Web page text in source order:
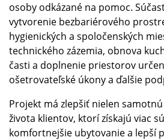
osoby odkázané na pomoc.
vytvorenie bezbariérového
hygienických a spoločenských
technického zázemia, obnova
časti a doplnenie priestorov
ošetrovateľské úkony a ďalšie
Projekt má zlepšiť nielen
života klientov, ktorí získajú viac
komfortnejšie ubytovanie a lepší